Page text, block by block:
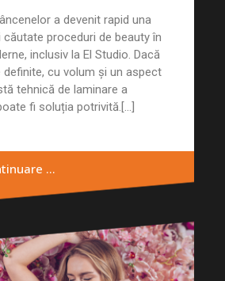
a devenit rapid una
proceduri de beauty în
inclusiv la El Studio. Dacă
definite, cu volum și un aspect
tehnică de laminare a
fi soluția potrivită.[...]
…